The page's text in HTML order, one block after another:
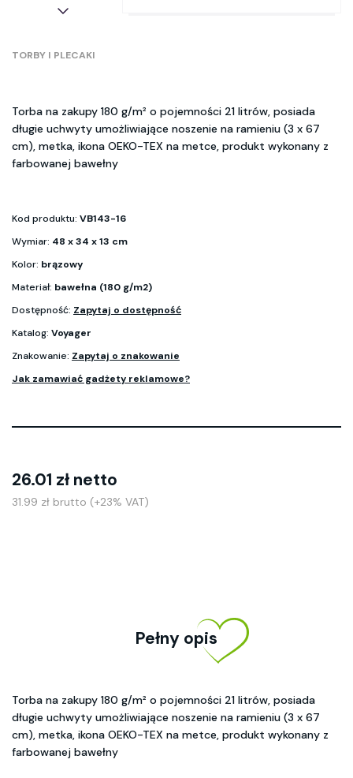
TORBY I PLECAKI
Torba na zakupy 180 g/m² o pojemności 21 litrów, posiada
długie uchwyty umożliwiające noszenie na ramieniu (3 x 67
cm), metka, ikona OEKO-TEX na metce, produkt wykonany z
farbowanej bawełny
Kod produktu: VB143-16
Wymiar: 48 x 34 x 13 cm
Kolor: brązowy
Materiał: bawełna (180 g/m2)
Dostępność: Zapytaj o dostępność
Katalog: Voyager
Znakowanie: Zapytaj o znakowanie
Jak zamawiać gadżety reklamowe?
26.01 zł netto
31.99 zł brutto (+23% VAT)
Pełny opis
Torba na zakupy 180 g/m² o pojemności 21 litrów, posiada
długie uchwyty umożliwiające noszenie na ramieniu (3 x 67
cm), metka, ikona OEKO-TEX na metce, produkt wykonany z
farbowanej bawełny